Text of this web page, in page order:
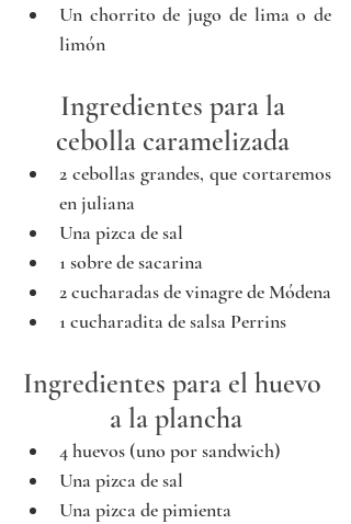
Un chorrito de jugo de lima o de
limón
Ingredientes para la
cebolla caramelizada
2 cebollas grandes, que cortaremos
en juliana
Una pizca de sal
1 sobre de sacarina
2 cucharadas de vinagre de Módena
1 cucharadita de salsa Perrins
Ingredientes para el huevo
a la plancha
4 huevos (uno por sandwich)
Una pizca de sal
Una pizca de pimienta